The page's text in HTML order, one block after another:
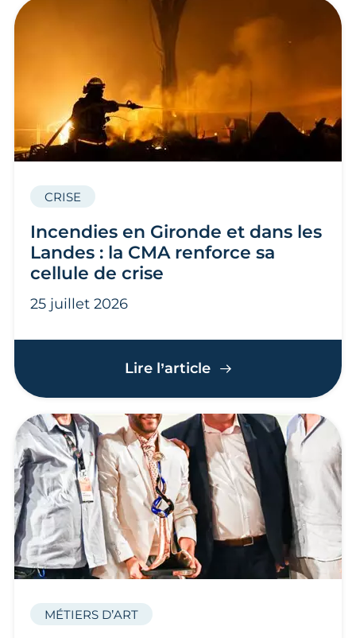
Incendies en Gironde et dans les
Landes : la CMA renforce sa
cellule de crise
CRISE
25 juillet 2026
Lire l’articleIncendies en
MÉTIERS D’ART